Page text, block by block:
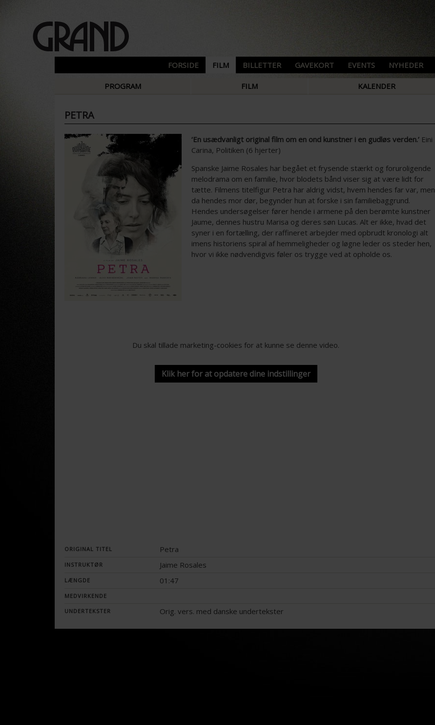
FORSIDE FILM BILLETTER GAVEKORT EVENTS NYHEDER
PROGRAM FILM KALENDER
PETRA
‘En usædvanligt original film om en ond kunstner i en gudløs verden.’Eini
Carina, Politiken (6 hjerter)
Spanske Jaime Rosales har begået et frysende stærkt og foruroligende
melodrama om en familie, hvor blodets bånd viser sig at være lidt for
tætte. Filmens titelfigur Petra har aldrig vidst, hvem hendes far var, men
da hendes mor dør, begynder hun at forske i sin familiebaggrund.
Hendes undersøgelser fører hende i armene på den berømte kunstner
Jaume, dennes hustru Marisa og deres søn Lucas. Alt er ikke, hvad det
syner i en fortælling, der raffineret arbejder med opbrudt kronologi alt
imens historiens spiral af hemmeligheder og løgne leder os steder hen,
hvor vi ikke nødvendigvis føler os trygge ved at opholde os.
Du skal tillade marketing-cookies for at kunne se denne video.
Klik her for at opdatere dine indstillinger
ORIGINAL TITEL Petra
INSTRUKTØR Jaime Rosales
LÆNGDE 01:47
MEDVIRKENDE
UNDERTEKSTER Orig. vers. med danske undertekster